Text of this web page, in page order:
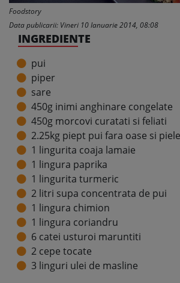
Foodstory
Data publicarii: Vineri 10 Ianuarie 2014, 08:08
INGREDIENTE
pui
piper
sare
450g inimi anghinare congelate
450g morcovi curatati si feliati
2.25kg piept pui fara oase si
1 lingurita coaja lamaie
1 lingura paprika
1 lingurita turmeric
2 litri supa concentrata de pui
1 lingura chimion
1 lingura coriandru
6 catei usturoi maruntiti
2 cepe tocate
3 linguri ulei de masline